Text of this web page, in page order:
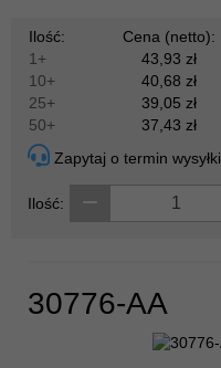
Ilość:
Cena (netto):
1+
43,93 zł
10+
40,68 zł
25+
39,05 zł
50+
37,43 zł
Zapytaj o termin wysyłki
Ilość:
30776-AA